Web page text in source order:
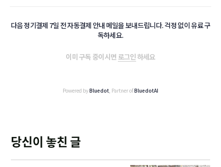
다음 정기결제 7일 전 자동결제 안내 메일을 보내드립니다. 걱정 없이 유료 구
독하세요.
이미 구독 중이시면 로그인하세요
Powered byBluedot, Partner ofBluedotAI
당신이 놓친 글